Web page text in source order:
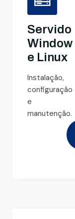
Windows
e Linux
Instalação,
configuração
e
manutenção.